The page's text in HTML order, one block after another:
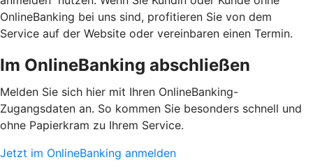
OnlineBanking bei uns sind, profitieren Sie von dem
Service auf der Website oder vereinbaren einen Termin.
Im OnlineBanking abschließen
Melden Sie sich hier mit Ihren OnlineBanking-
Zugangsdaten an. So kommen Sie besonders schnell und
ohne Papierkram zu Ihrem Service.
Jetzt im OnlineBanking anmelden